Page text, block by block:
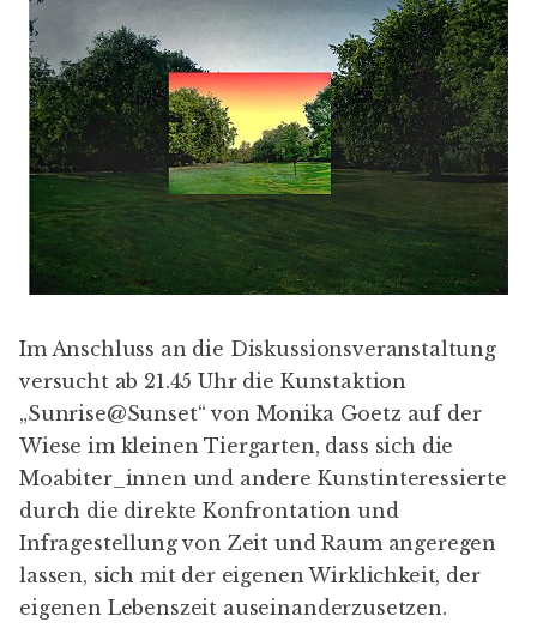
Im Anschluss an die Diskussionsveranstaltung
versucht ab 21.45 Uhr die Kunstaktion
„Sunrise@Sunset“ von Monika Goetz auf der
Wiese im kleinen Tiergarten, dass sich die
Moabiter_innen und andere Kunstinteressierte
durch die direkte Konfrontation und
Infragestellung von Zeit und Raum angeregen
lassen, sich mit der eigenen Wirklichkeit, der
eigenen Lebenszeit auseinanderzusetzen.